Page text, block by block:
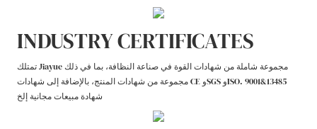
INDUSTRY CERTIFICATES
تمتلك Jiayue مجموعة شاملة من شهادات القوة في صناعة النظافة، بما في ذلك
مجموعة من شهادات المنتج، بالإضافة إلى شهادات CE وSGS وISO. 9001&13485